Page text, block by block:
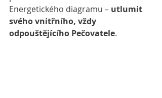
Energetického diagramu – utlumit
svého vnitřního, vždy
odpouštějícího Pečovatele.